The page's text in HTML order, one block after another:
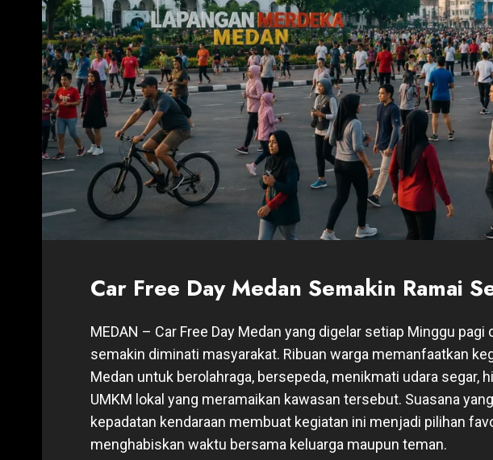
Car Free Day Medan Semakin Ramai
MEDAN – Car Free Day Medan yang digelar setiap Minggu pagi
semakin diminati masyarakat. Ribuan warga memanfaatkan
Medan untuk berolahraga, bersepeda, menikmati udara segar,
UMKM lokal yang meramaikan kawasan tersebut. Suasana
kepadatan kendaraan membuat kegiatan ini menjadi pilihan
menghabiskan waktu bersama keluarga maupun teman.